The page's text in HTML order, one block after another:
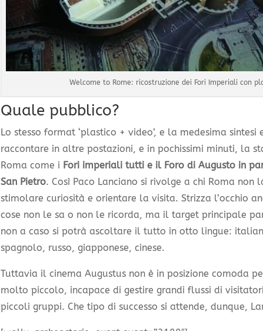
Welcome to Rome: ricostruzione dei Fori Imperiali con
Quale pubblico?
Lo stesso format ‘plastico + video’, e la medesima sintesi
raccontare in altre postazioni, e in pochissimi minuti, la
Roma come i Fori imperiali tutti e il Foro di Augusto in
San Pietro. Così Paco Lanciano si rivolge a chi Roma non
stimolare curiosità e orientare la visita. Strizza l’occhio
cose non le sa o non le ricorda, ma il target principale
non a caso si potrà ascoltare il tutto in otto lingue:
spagnolo, russo, giapponese, cinese.
Tuttavia il cinema Augustus non è in posizione comoda
molto piccolo, incapace di gestire grandi flussi di
piccoli gruppi. Che tipo di successo si attende, dunque,